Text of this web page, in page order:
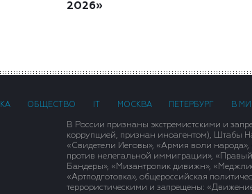
2026»
ОБЩЕСТВО МОСКВА ПЕТЕРБУРГ В
В России признаны экстремистскими и
коррупцией, признан иноагентом), Штабы
«Свидетели Иеговы», «Армия воли
против нелегальной иммиграции»,
Бандеры», «Мизантропик дивижн»,
«Артподготовка», общероссийская
террористическими и запрещены: